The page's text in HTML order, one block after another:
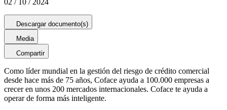
Descargar documento(s)
Media
Compartir
Como líder mundial en la gestión del riesgo de crédito comercial
desde hace más de 75 años, Coface ayuda a 100.000 empresas a
crecer en unos 200 mercados internacionales. Coface te ayuda a
operar de forma más inteligente.